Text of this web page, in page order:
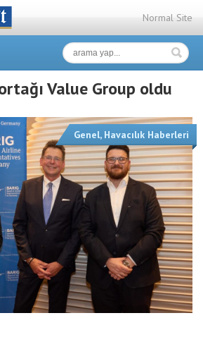
Normal Site
Value Group oldu
Genel, Havacılık Haberleri